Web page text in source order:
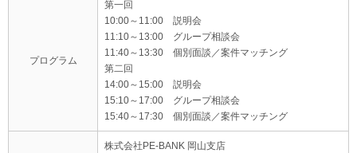
プログラム
第一回
10:00～11:00 説明会
11:10～13:00 グループ相談会
11:40～13:30 個別面談／案件マッチング
第二回
14:00～15:00 説明会
15:10～17:00 グループ相談会
15:40～17:30 個別面談／案件マッチング
株式会社PE-BANK 岡山支店